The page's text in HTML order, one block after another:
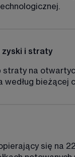
zyski i straty
straty na
według bieżącej
się na